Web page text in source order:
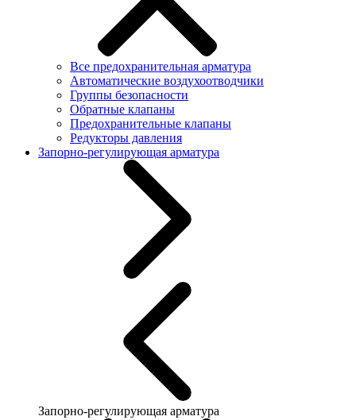
Все предохранительная арматура
Автоматические воздухоотводчики
Группы безопасности
Обратные клапаны
Предохранительные клапаны
Редукторы давления
Запорно-регулирующая арматура
Запорно-регулирующая арматура